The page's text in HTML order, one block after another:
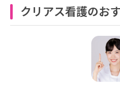
クリアス看護のお